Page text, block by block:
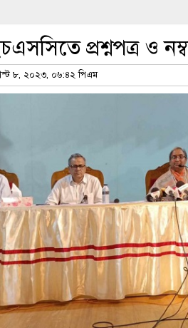
প্রশ্নপত্র ও
৮, ২০২৩, ০৬:৪২ পিএম